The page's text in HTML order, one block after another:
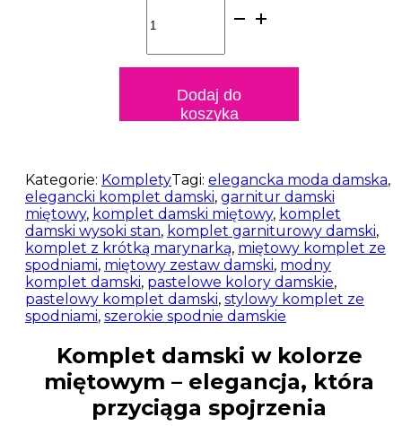
Stylowy
damski
w
kolorze
miętowym
Puerto
elegancja
i
komfort
w
nowoczesnym
wydaniu
Dodaj do
koszyka
Kategorie: KompletyTagi: elegancka moda damska,
elegancki komplet damski, garnitur damski
miętowy, komplet damski miętowy, komplet
damski wysoki stan, komplet garniturowy damski,
komplet z krótką marynarką, miętowy komplet ze
spodniami, miętowy zestaw damski, modny
komplet damski, pastelowe kolory damskie,
pastelowy komplet damski, stylowy komplet ze
spodniami, szerokie spodnie damskie
Komplet damski w kolorze
miętowym – elegancja, która
przyciąga spojrzenia